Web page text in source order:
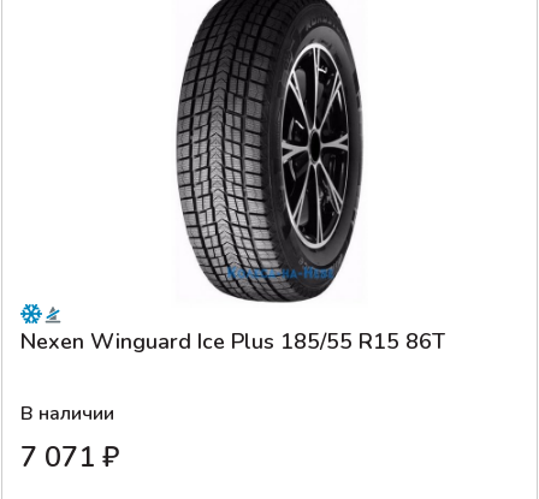
Nexen Winguard Ice Plus 185/55 R15 86T
В наличии
7 071 ₽